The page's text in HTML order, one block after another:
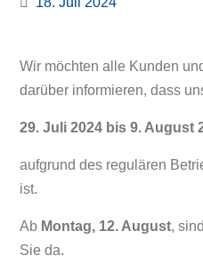
Wir möchten alle Kunden
darüber informieren, dass
29. Juli 2024 bis 9. August
aufgrund des regulären
ist.
Ab Montag, 12. August,
Sie da.